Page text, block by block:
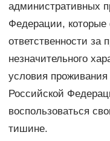
административных
Федерации,
ответственности за
незначительного
условия
Российской
воспользоваться
тишине.